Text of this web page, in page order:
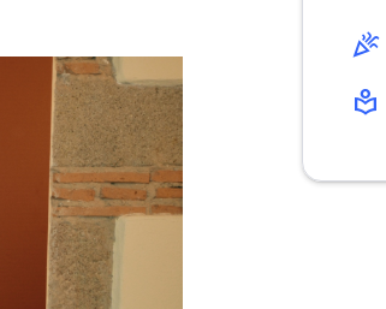
celebration
local_library